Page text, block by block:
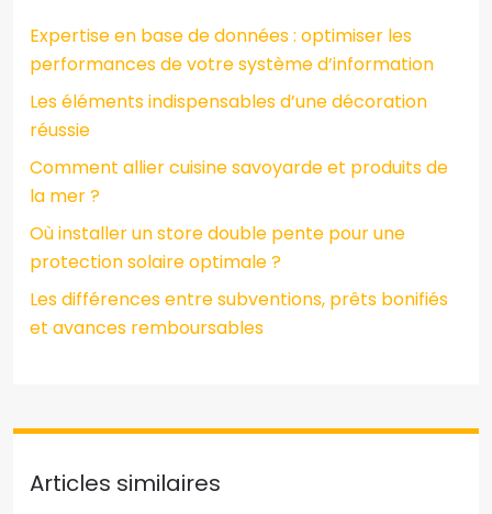
Expertise en base de données : optimiser les
performances de votre système d’information
Les éléments indispensables d’une décoration
réussie
Comment allier cuisine savoyarde et produits de
la mer ?
Où installer un store double pente pour une
protection solaire optimale ?
Les différences entre subventions, prêts bonifiés
et avances remboursables
Articles similaires